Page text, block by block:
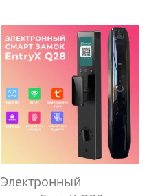
Электронный